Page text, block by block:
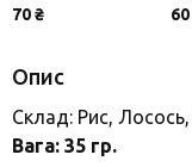
70 ₴
Опис
Склад: Рис,
Вага: 35 гр.